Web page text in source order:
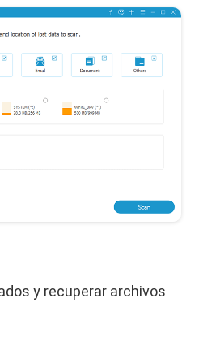
y recuperar archivos